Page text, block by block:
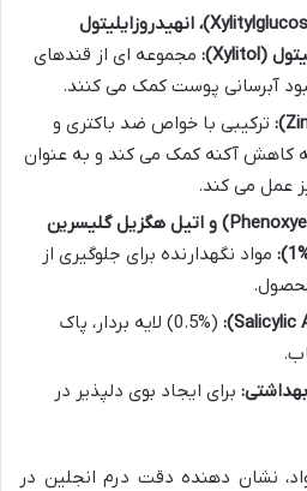
زایلیتیل گلوکوزاید (Xylitylglucoside)، انهیدروزایلیتول
مجموعه ای از قندهای
آبرسانی پوست کمک می کنند.
ترکیبی با خواص ضد باکتری و
کاهش آکنه کمک می کند و به عنوان
عمل می کند.
فنوکسی اتانول (Phenoxyethanol) و اتیل هگزیل گلیسرین
مواد نگهدارنده برای جلوگیری از
(0.5%) لایه بردار، پاک
برای ایجاد بوی دلپذیر در
نشان دهنده دقت درم انجلین در